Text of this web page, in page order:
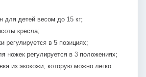
для детей весом до 15 кг;
кресла;
регулируется в 5 позициях;
ножек регулируется в 3 положениях;
из экокожи, которую можно легко